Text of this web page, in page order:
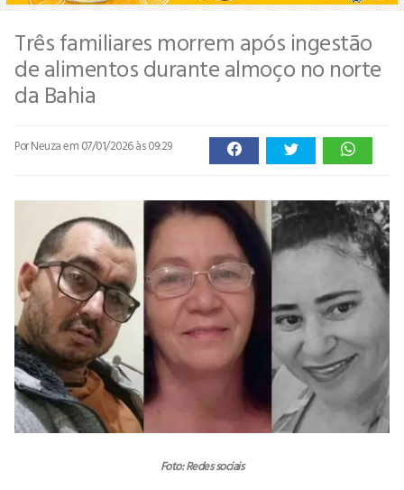
Três familiares morrem após ingestão
de alimentos durante almoço no norte
da Bahia
Por Neuzaem 07/01/2026 às 09:29
Foto: Redes sociais